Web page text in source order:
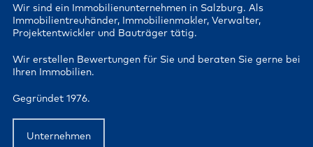
Wir sind ein Immobilienunternehmen in Salzburg. Als
Immobilientreuhänder, Immobilienmakler, Verwalter,
Projektentwickler und Bauträger tätig.
Wir erstellen Bewertungen für Sie und beraten Sie gerne bei
Ihren Immobilien.
Gegründet 1976.
Unternehmen